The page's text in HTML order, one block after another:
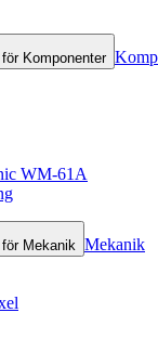
Komponenter
WM-61A
Mekanik Mekanik